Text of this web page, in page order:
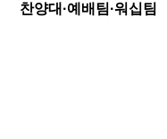
찬양대·예배팀·워십팀